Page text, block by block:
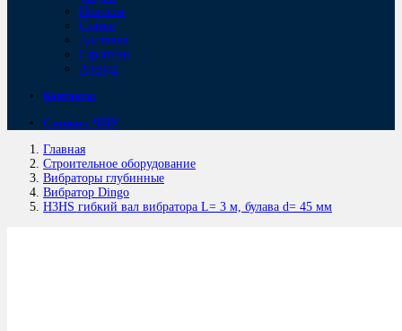
Новости
Статьи
Доставка
Гарантии
Аренда
Контакты
Станки с ЧПУ
Главная
Строительное оборудование
Вибраторы глубинные
Вибратор Dingo
H3HS гибкий вал вибратора L= 3 м, булава d= 45 мм